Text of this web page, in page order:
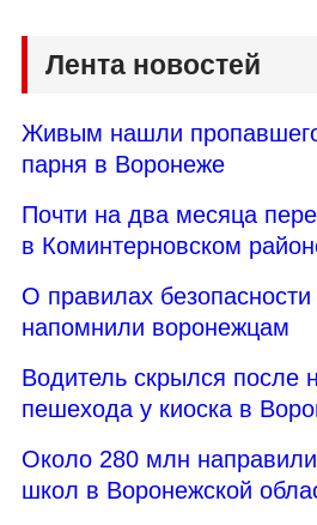
Лента новостей
Живым нашли
парня в Воронеже
Почти на два месяца
в Коминтерновском
О правилах
напомнили воронежцам
Водитель скрылся после
пешехода у киоска в
Около 280 млн
школ в Воронежской